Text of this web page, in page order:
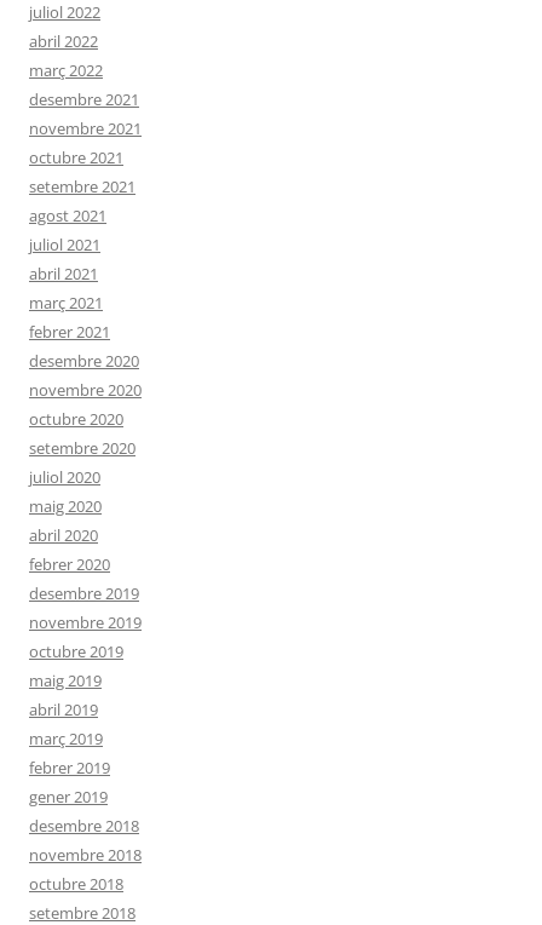
juliol 2022
abril 2022
març 2022
desembre 2021
novembre 2021
octubre 2021
setembre 2021
agost 2021
juliol 2021
abril 2021
març 2021
febrer 2021
desembre 2020
novembre 2020
octubre 2020
setembre 2020
juliol 2020
maig 2020
abril 2020
febrer 2020
desembre 2019
novembre 2019
octubre 2019
maig 2019
abril 2019
març 2019
febrer 2019
gener 2019
desembre 2018
novembre 2018
octubre 2018
setembre 2018